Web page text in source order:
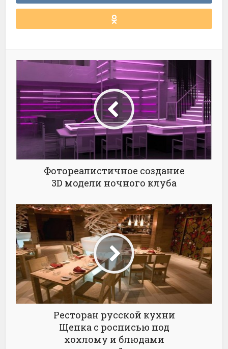
Фотореалистичное создание
3D модели ночного клуба
Ресторан русской кухни
Щепка с росписью под
хохлому и блюдами